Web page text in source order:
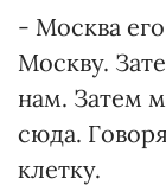
- Москва
Москву.
нам. Затем
сюда.
клетку.